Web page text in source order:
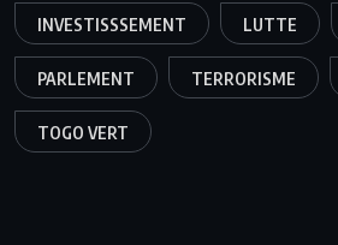
INVESTISSSEMENT LUTTE
PARLEMENT TERRORISME
TOGO VERT